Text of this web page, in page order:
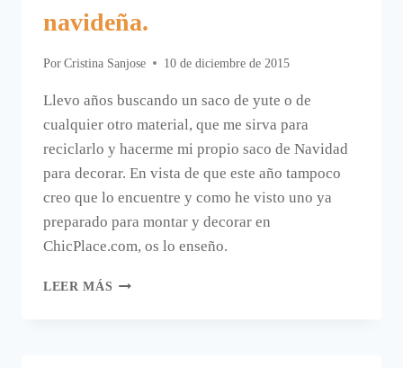
navideña.
Por Cristina Sanjose 10 de diciembre de 2015
Llevo años buscando un saco de yute o de
cualquier otro material, que me sirva para
reciclarlo y hacerme mi propio saco de Navidad
para decorar. En vista de que este año tampoco
creo que lo encuentre y como he visto uno ya
preparado para montar y decorar en
ChicPlace.com, os lo enseño.
LEER MÁS UN